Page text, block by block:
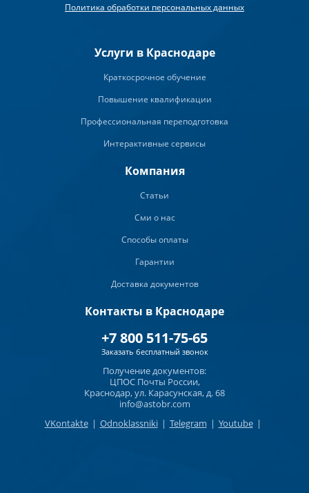
Политика обработки персональных данных
Услуги в Краснодаре
Краткосрочное обучение
Повышение квалификации
Профессиональная переподготовка
Интерактивные сервисы
Компания
Статьи
Сми о нас
Способы оплаты
Гарантии
Доставка документов
Контакты в Краснодаре
+7 800 511-75-65
Заказать бесплатный звонок
Получение документов:
ЦПОС Почты России,
Краснодар, ул. Карасунская, д. 68
info@astobr.com
VKontakte | Odnoklassniki | Telegram | Youtube |